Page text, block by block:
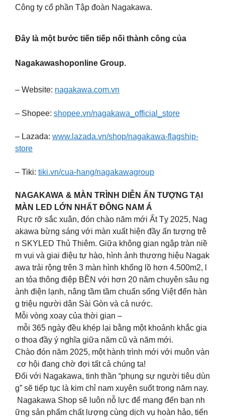
Công ty cổ phần Tập đoàn Nagakawa.
Đây là một bước tiến tiếp nối thành công của
Nagakawashoponline Group.
– Website: nagakawa.com.vn
– Shopee: shopee.vn/nagakawa_official_store
– Lazada: www.lazada.vn/shop/nagakawa-flagship-
store
– Tiki: tiki.vn/cua-hang/nagakawagroup
NAGAKAWA & MÀN TRÌNH DIỄN ẤN TƯỢNG TẠI
MÀN LED LỚN NHẤT ĐÔNG NAM Á
Rực rỡ sắc xuân, đón chào năm mới Ất Tỵ 2025, Nag
akawa bừng sáng với màn xuất hiện đầy ấn tượng trê
n SKYLED Thủ Thiêm. Giữa không gian ngập tràn niề
m vui và giai điệu tự hào, hình ảnh thương hiệu Nagak
awa trải rộng trên 3 màn hình khổng lồ hơn 4.500m2, l
an tỏa thông điệp BỀN với hơn 20 năm chuyên sâu ng
ành điện lạnh, nâng tầm tầm chuẩn sống Việt đến hàn
g triệu người dân Sài Gòn và cả nước.
Mỗi vòng xoay của thời gian –
mỗi 365 ngày đều khép lại bằng một khoảnh khắc gia
o thoa đầy ý nghĩa giữa năm cũ và năm mới.
Chào đón năm 2025, một hành trình mới với muôn vàn
cơ hội đang chờ đợi tất cả chúng ta!
Đối với Nagakawa, tinh thần “phụng sự người tiêu dùn
g” sẽ tiếp tục là kim chỉ nam xuyên suốt trong năm nay.
Nagakawa Shop sẽ luôn nỗ lực để mang đến bạn nh
ững sản phẩm chất lượng cùng dịch vụ hoàn hảo, tiến